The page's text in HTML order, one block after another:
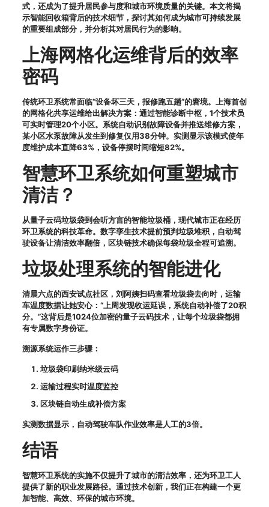
式，还成为了提升居民参与度和城市环境质量的关键。本文将揭
示智能回收箱背后的技术细节，探讨其如何成为城市可持续发展
的重要组成部分，并分析其对居民行为的影响。
上海网格化运维背后的效率
密码
传统环卫系统常面临“设备坏三天，报修跑五趟”的窘境。上海首创
的网格化共享运维给出解决方案：通过智能诊断中枢，1个技术员
可实时管理20个小区。系统自动识别故障设备并推送维修方案，
某小区水泵故障从发生到修复仅用38分钟。实测显示该模式使年
度维护成本直降63%，设备停摆时间缩短82%。
智慧环卫系统如何重塑城市
清洁？
从量子云码垃圾袋到会听方言的智能垃圾桶，现代城市正在经历
环卫系统的科技革命。数字孪生技术提前预判垃圾堆积，自动驾
驶设备让清洁效率翻倍，区块链技术确保每袋垃圾全程可追溯。
垃圾处理系统的智能进化
清晨六点的西安试点社区，刘阿姨扫码查看垃圾袋去向时，运输
车温度数据让她安心：“上周发现收运延误，系统自动补偿了20积
分。”这背后是1024位加密的量子云码技术，让每个垃圾袋都拥
有专属数字身份证。
溯源系统运作三步骤：
垃圾袋印刷纳米级云码
运输过程实时温度监控
区块链自动生成补偿方案
实测数据显示，自动驾驶车队作业效率是人工的3倍。
结语
智慧环卫系统的实施不仅提升了城市的清洁效率，还为环卫工人
提供了新的职业发展路径。通过技术创新，我们正在构建一个更
加智能、高效、环保的城市环境。